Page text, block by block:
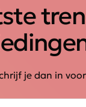
je dan in